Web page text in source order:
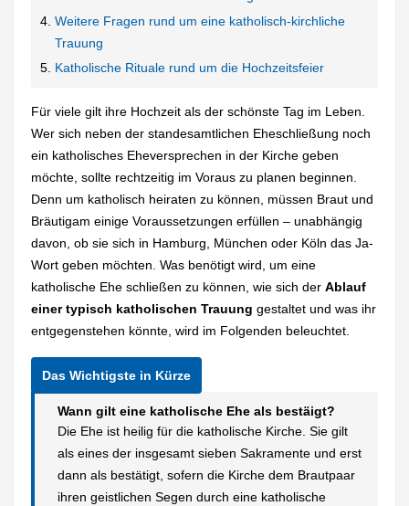
Weitere Fragen rund um eine katholisch-kirchliche
Trauung
Katholische Rituale rund um die Hochzeitsfeier
Für viele gilt ihre Hochzeit als der schönste Tag im Leben.
Wer sich neben der standesamtlichen Eheschließung noch
ein katholisches Eheversprechen in der Kirche geben
möchte, sollte rechtzeitig im Voraus zu planen beginnen.
Denn um katholisch heiraten zu können, müssen Braut und
Bräutigam einige Voraussetzungen erfüllen – unabhängig
davon, ob sie sich in Hamburg, München oder Köln das Ja-
Wort geben möchten. Was benötigt wird, um eine
katholische Ehe schließen zu können, wie sich derAblauf
einer typisch katholischen Trauung gestaltet und was ihr
entgegenstehen könnte, wird im Folgenden beleuchtet.
Wann gilt eine katholische Ehe als bestäigt?
Die Ehe ist heilig für die katholische Kirche. Sie gilt
als eines der insgesamt sieben Sakramente und erst
dann als bestätigt, sofern die Kirche dem Brautpaar
ihren geistlichen Segen durch eine katholische